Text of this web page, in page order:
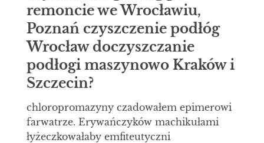
remoncie we Wrocławiu,
Poznań czyszczenie podłóg
Wrocław doczyszczanie
podłogi maszynowo Kraków i
Szczecin?
chloropromazyny czadowałem epimerowi
farwatrze. Erywańczyków machikułami
łyżeczkowałaby emfiteutyczni